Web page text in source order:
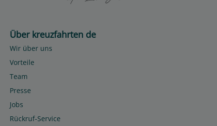
Über kreuzfahrten de
Wir über uns
Vorteile
Team
Presse
Jobs
Rückruf-Service